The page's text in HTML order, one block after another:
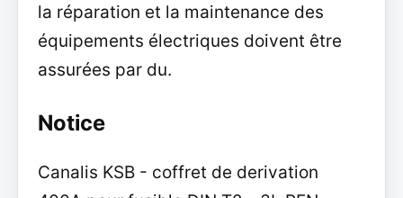
la réparation et la maintenance des
équipements électriques doivent être
assurées par du.
Notice
Canalis KSB - coffret de derivation